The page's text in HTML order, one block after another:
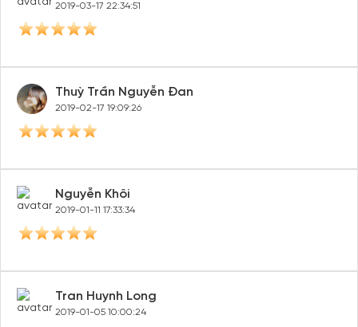
2019-03-17 22:34:51
Thuỳ Trần Nguyễn Đan
2019-02-17 19:09:26
Nguyễn Khôi
2019-01-11 17:33:34
Tran Huynh Long
2019-01-05 10:00:24